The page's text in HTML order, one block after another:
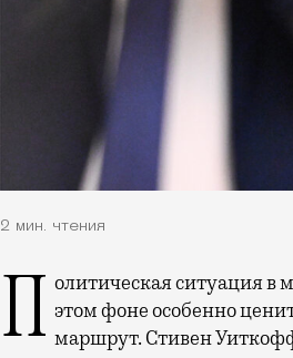
2 мин. чтения
Политическая ситуация в мире меняется стремительно, иногда даже слишком. На этом фоне особенно
маршрут. Стивен